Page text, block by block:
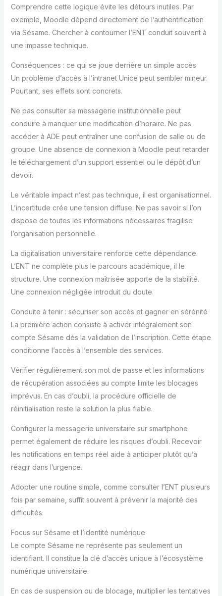
Comprendre cette logique évite les détours inutiles. Par
exemple, Moodle dépend directement de l’authentification
via Sésame. Chercher à contourner l’ENT conduit souvent à
une impasse technique.
Conséquences : ce qui se joue derrière un simple accès
Un problème d’accès à l’intranet Unice peut sembler mineur.
Pourtant, ses effets sont concrets.
Ne pas consulter sa messagerie institutionnelle peut
conduire à manquer une modification d’horaire. Ne pas
accéder à ADE peut entraîner une confusion de salle ou de
groupe. Une absence de connexion à Moodle peut retarder
le téléchargement d’un support essentiel ou le dépôt d’un
devoir.
Le véritable impact n’est pas technique, il est organisationnel.
L’incertitude crée une tension diffuse. Ne pas savoir si l’on
dispose de toutes les informations nécessaires fragilise
l’organisation personnelle.
La digitalisation universitaire renforce cette dépendance.
L’ENT ne complète plus le parcours académique, il le
structure. Une connexion maîtrisée apporte de la stabilité.
Une connexion négligée introduit du doute.
Conduite à tenir : sécuriser son accès et gagner en sérénité
La première action consiste à activer intégralement son
compte Sésame dès la validation de l’inscription. Cette étape
conditionne l’accès à l’ensemble des services.
Vérifier régulièrement son mot de passe et les informations
de récupération associées au compte limite les blocages
imprévus. En cas d’oubli, la procédure officielle de
réinitialisation reste la solution la plus fiable.
Configurer la messagerie universitaire sur smartphone
permet également de réduire les risques d’oubli. Recevoir
les notifications en temps réel aide à anticiper plutôt qu’à
réagir dans l’urgence.
Adopter une routine simple, comme consulter l’ENT plusieurs
fois par semaine, suffit souvent à prévenir la majorité des
difficultés.
Focus sur Sésame et l’identité numérique
Le compte Sésame ne représente pas seulement un
identifiant. Il constitue la clé d’accès unique à l’écosystème
numérique universitaire.
En cas de suspension ou de blocage, multiplier les tentatives